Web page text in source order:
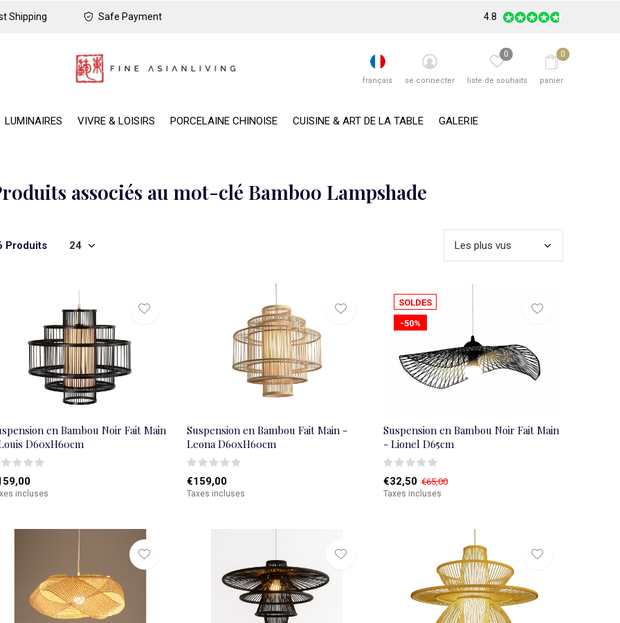
LUMINAIRES VIVRE & LOISIRS PORCELAINE CHINOISE CUISINE & ART DE LA TABLE GALERIE
français se connecter liste de souhaits
0
panier
0
Shipping Safe Payment 4.8
associés au mot-clé Bamboo Lampshade
Produits
en Bambou Noir Fait Main
D60xH60cm
incluses
Suspension en Bambou Fait Main -
Leona D60xH60cm
€159,00
Taxes incluses
SOLDES
-50%
Suspension en Bambou Noir Fait Main
- Lionel D65cm
€32,50 €65,00
Taxes incluses